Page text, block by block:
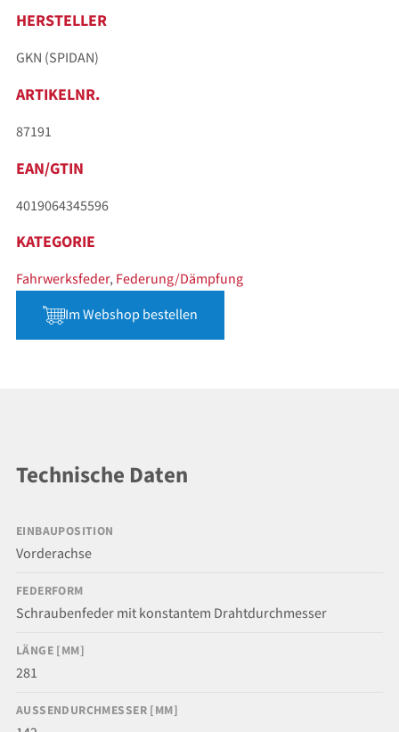
HERSTELLER
GKN (SPIDAN)
ARTIKELNR.
87191
EAN/GTIN
4019064345596
KATEGORIE
Fahrwerksfeder, Federung/Dämpfung
Im Webshop bestellen
Technische Daten
EINBAUPOSITION
Vorderachse
FEDERFORM
Schraubenfeder mit konstantem Drahtdurchmesser
LÄNGE [MM]
281
AUSSENDURCHMESSER [MM]